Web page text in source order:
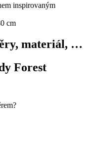
inspirovaným
cm
materiál, …
Forest